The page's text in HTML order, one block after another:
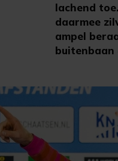
lachend
daarmee
ampel
buitenbaan